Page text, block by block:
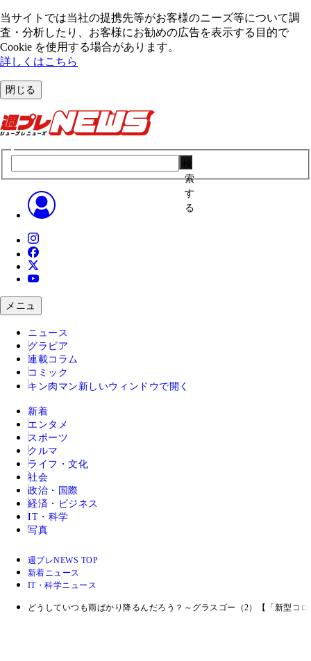
当サイトでは当社の提携先等がお客様のニーズ等について調
査・分析したり、お客様にお勧めの広告を表⽰する⽬的で
Cookie を使⽤する場合があります。
詳しくはこちら
閉じる
索
す
る
メニュ
ニュース
グラビア
連載コラム
コミック
キン肉マン 新しいウィンドウで開く
新着
エンタメ
スポーツ
クルマ
ライフ・文化
社会
政治・国際
経済・ビジネス
IT・科学
写真
週プレNEWS TOP
新着ニュース
IT・科学ニュース
どうしていつも雨ばかり降るんだろう？～グラスゴー（2）【「新型コ